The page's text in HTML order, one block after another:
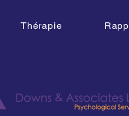
Thérapie